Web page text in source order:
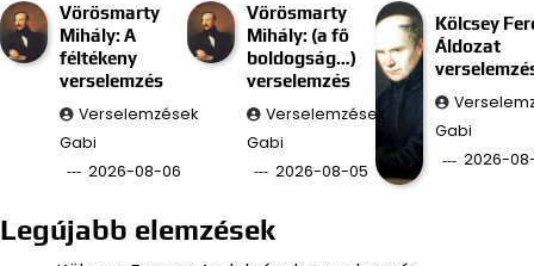
Vörösmarty
Mihály: A
féltékeny
verselemzés
Verselemzések
Gabi
2026-08-06
Vörösmarty
Mihály: (a fő
boldogság…)
verselemzés
Verselemzések
Gabi
2026-08-05
Kölcsey
Áldozat
Gabi
2026-
Legújabb elemzések